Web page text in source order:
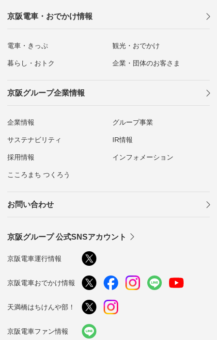
名作を多く残しました
9時30分～17時 水・木曜休館
www.kyototojikikaikan.org
清水五条駅下車東へ徒歩約15分
京都五条坂陶器まつりに合わせ、くるる五条坂1階で行われる展示会。
ができます。
京阪電車・おでかけ情報
電車・きっぷ 観光・おでかけ
暮らし・おトク 企業・団体のお客さま
京阪グループ企業情報
企業情報 グループ事業
サステナビリティ IR情報
採用情報 インフォメーション
こころまち つくろう
お問い合わせ
京阪グループ 公式SNSアカウント
京阪電車運行情報
京阪電車おでかけ情報
天満橋はちけんや部！
京阪電車ファン情報